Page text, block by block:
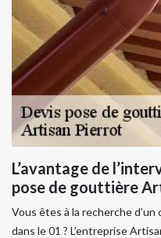
L’avantage de
pose de gouttière
Vous êtes à la recherche
dans le 01 ? L’entreprise